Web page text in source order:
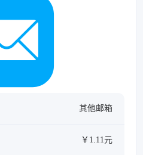
其他邮箱
￥1.11元